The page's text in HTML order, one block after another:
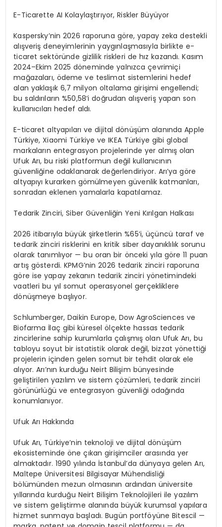
E-Ticarette AI Kolaylaştırıyor, Riskler Büyüyor
Kaspersky’nin 2026 raporuna göre, yapay zeka destekli
alışveriş deneyimlerinin yaygınlaşmasıyla birlikte e-
ticaret sektöründe gizlilik riskleri de hız kazandı. Kasım
2024–Ekim 2025 döneminde yalnızca çevrimiçi
mağazaları, ödeme ve teslimat sistemlerini hedef
alan yaklaşık 6,7 milyon oltalama girişimi engellendi;
bu saldırıların%50,58‘i doğrudan alışveriş yapan son
kullanıcıları hedef aldı.
E-ticaret altyapıları ve dijital dönüşüm alanında Apple
Türkiye,Xiaomi Türkiye ve IKEA Türkiye gibi global
markaların entegrasyon projelerinde yer almış olan
Ufuk Arı, bu riski platformun değil kullanıcının
güvenliğine odaklanarak değerlendiriyor. Arı’ya göre
altyapıyı kurarken gömülmeyen güvenlik katmanları,
sonradan eklenen yamalarla kapatılamaz.
Tedarik Zinciri, Siber Güvenliğin Yeni Kırılgan Halkası
2026 itibarıyla büyük şirketlerin%65‘i, üçüncü taraf ve
tedarik zinciri risklerini en kritik siber dayanıklılık sorunu
olarak tanımlıyor — bu oran bir önceki yıla göre 11 puan
artış gösterdi.KPMG’nin 2026 tedarik zinciri raporuna
göre ise yapay zekanın tedarik zinciri yönetimindeki
vaatleri bu yıl somut operasyonel gerçekliklere
dönüşmeye başlıyor.
Schlumberger,Daikin Europe, DowAgroSciences ve
Biofarma İlaç gibi küresel ölçekte hassas tedarik
zincirlerine sahip kurumlarla çalışmış olan Ufuk Arı, bu
tabloyu soyut bir istatistik olarak değil, bizzat yönettiği
projelerin içinden gelen somut bir tehdit olarak ele
alıyor. Arı’nın kurduğuNeirt Bilişim bünyesinde
geliştirilen yazılım ve sistem çözümleri, tedarik zinciri
görünürlüğü ve entegrasyon güvenliği odağında
konumlanıyor.
Ufuk Arı Hakkında
Ufuk Arı, Türkiye’nin teknoloji ve dijital dönüşüm
ekosisteminde öne çıkan girişimciler arasında yer
almaktadır. 1990 yılında İstanbul’da dünyaya gelen Arı,
Maltepe Üniversitesi Bilgisayar Mühendisliği
bölümünden mezun olmasının ardından üniversite
yıllarında kurduğu Neirt Bilişim Teknolojileri ile yazılım
ve sistem geliştirme alanında büyük kurumsal yapılara
hizmet sunmaya başladı. Bugün portföyüneBitescil —